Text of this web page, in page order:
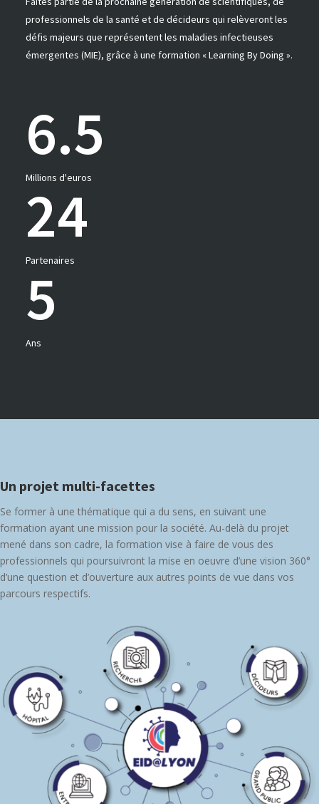
professionnels de la santé et de décideurs qui relèveront les
défis majeurs que représentent les maladies infectieuses
émergentes (MIE), grâce à une formation « Learning By Doing ».
6.5
Millions d'euros
24
Partenaires
5
Ans
Un projet multi-facettes
Se former à une thématique qui a du sens, en suivant une
formation ayant une mission pour la société. Au-delà du projet
mené dans son cadre, la formation vise à faire de vous des
professionnels qui poursuivront la mise en oeuvre d’une vision 360°
d’une question et d’ouverture aux autres points de vue dans vos
parcours respectifs.